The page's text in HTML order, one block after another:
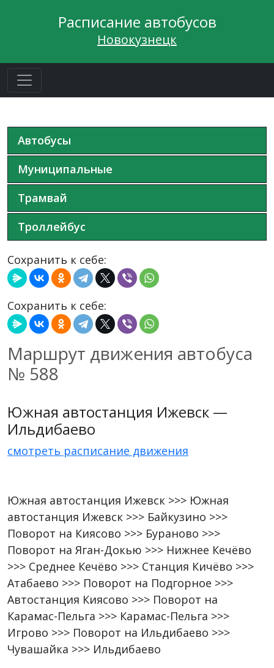
Расписание автобусов
Новокузнецк
Сохранить к себе:
Сохранить к себе:
Маршрут движения автобуса
№ 588
Южная автостанция Ижевск —
Ильдибаево
смотреть расписание движения
Южная автостанция Ижевск >>> Южная
автостанция Ижевск >>> Байкузино >>>
Поворот на Киясово >>> Бураново >>>
Поворот на Яган-Докью >>> Нижнее Кечёво
>>> Среднее Кечёво >>> Станция Кичёво >>>
Атабаево >>> Поворот на Подгорное >>>
Автостанция Киясово >>> Поворот на
Карамас-Пельга >>> Карамас-Пельга >>>
Игрово >>> Поворот на Ильдибаево >>>
Чувашайка >>> Ильдибаево
Автобусы
Муниципальные
Трамвай
Троллейбус